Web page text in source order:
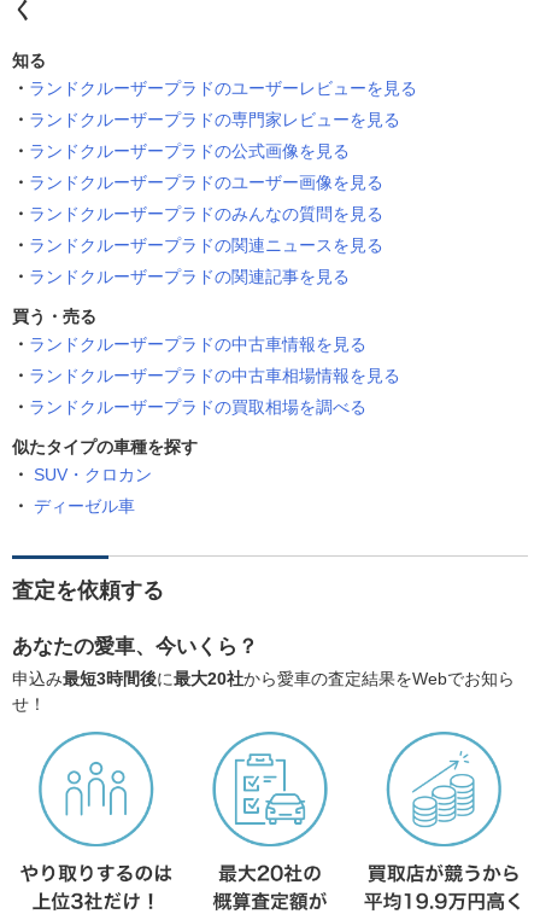
く
知る
ランドクルーザープラドのユーザーレビューを見る
ランドクルーザープラドの専門家レビューを見る
ランドクルーザープラドの公式画像を見る
ランドクルーザープラドのユーザー画像を見る
ランドクルーザープラドのみんなの質問を見る
ランドクルーザープラドの関連ニュースを見る
ランドクルーザープラドの関連記事を見る
買う・売る
ランドクルーザープラドの中古車情報を見る
ランドクルーザープラドの中古車相場情報を見る
ランドクルーザープラドの買取相場を調べる
似たタイプの車種を探す
SUV・クロカン
ディーゼル車
査定を依頼する
あなたの愛車、今いくら？
申込み最短3時間後に最大20社から愛車の査定結果をWebでお知ら
せ！